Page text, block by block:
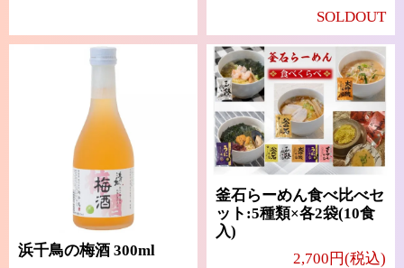
SOLDOUT
浜千鳥の梅酒 300ml
釜石らーめん食べ比べセ
ット:5種類×各2袋(10食
入)
2,700円(税込)